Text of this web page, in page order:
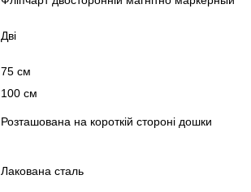
Дві
75 см
100 см
Розташована на короткій стороні дошки
Лакована сталь